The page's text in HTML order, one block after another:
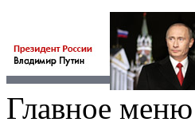
Главное меню